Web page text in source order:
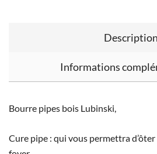
Description
Informations
Bourre pipes bois Lubinski,
Cure pipe : qui vous permettra